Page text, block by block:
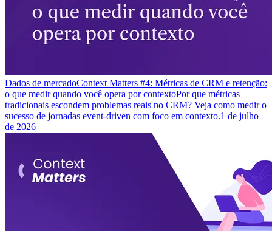
Dados de mercadoContext Matters #4: Métricas de CRM e retenção:
o que medir quando você opera por contextoPor que métricas
tradicionais escondem problemas reais no CRM? Veja como medir o
sucesso de jornadas event-driven com foco em contexto.1 de julho
de 2026